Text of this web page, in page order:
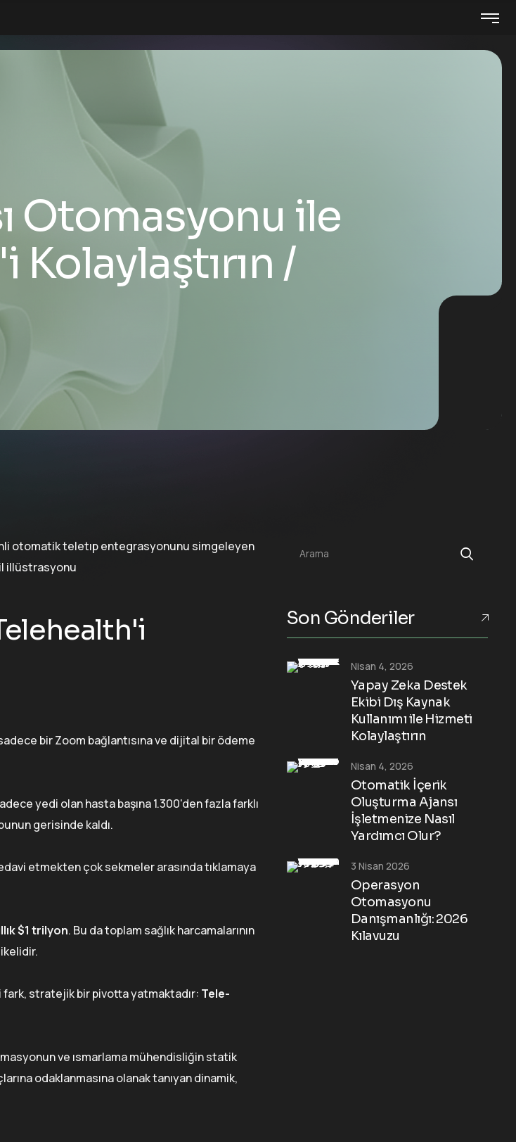
Otomasyonu ile
Kolaylaştırın
bir Zoom bağlantısına ve dijital bir ödeme
yedi olan hasta başına 1.300'den fazla farklı
gerisinde kaldı.
etmekten çok sekmeler arasında tıklamaya
$1 trilyon. Bu da toplam sağlık harcamalarının
stratejik bir pivotta yatmaktadır: Tele-
ve ısmarlama mühendisliğin statik
odaklanmasına olanak tanıyan dinamik,
Arama
Son Gönderiler
Yapay Zeka Destek
Ekibi Dış Kaynak
Kullanımı ile Hizmeti
Kolaylaştırın
Nisan 4, 2026
Otomatik İçerik
Oluşturma Ajansı
İşletmenize Nasıl
Yardımcı Olur?
Nisan 4, 2026
Operasyon
Otomasyonu
Danışmanlığı: 2026
Kılavuzu
3 Nisan 2026